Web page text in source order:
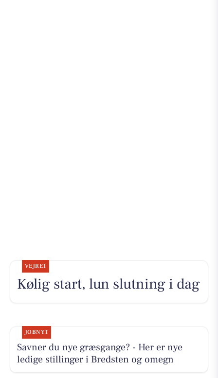
VEJRET
Kølig start, lun slutning i dag
JOBNYT
Savner du nye græsgange? - Her er nye
ledige stillinger i Bredsten og omegn